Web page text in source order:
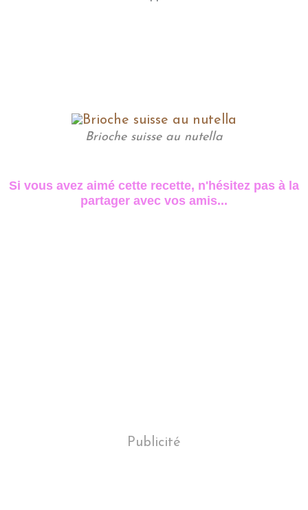
Brioche suisse au nutella
Si vous avez aimé cette recette, n'hésitez pas à la
partager avec vos amis...
Publicité